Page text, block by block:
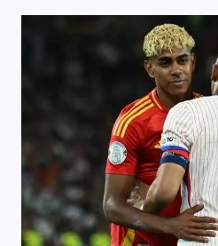
OM
PLAATS
FINALE
VAN
HET
FIFA
CLUB
–
ALLES
WAT